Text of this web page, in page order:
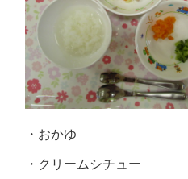
・おかゆ
・クリームシチュー